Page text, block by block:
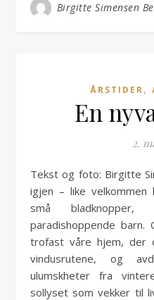
Birgitte Simensen
ÅRSTIDER,
En
2.
Tekst og foto: Birgitte Simensen Berg Våren er her
igjen – like
små
paradishoppende
trofast våre hjem, der
vindusrutene, og
ulumskheter fra
sollyset som vekker til